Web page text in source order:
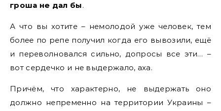
гроша не дал бы.
А что вы хотите – немолодой уже человек, тем
более по репе получил когда его вывозили, ещё
и переволновался сильно, допросы все эти… –
вот сердечко и не выдержало, аха.
Причём, что характерно, не выдержать оно
должно непременно на территории Украины –